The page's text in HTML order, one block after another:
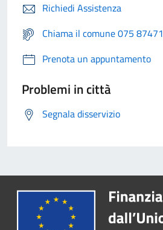
Richiedi Assistenza
Chiama il comune 075 87471
Prenota un appuntamento
Problemi in città
Segnala disservizio